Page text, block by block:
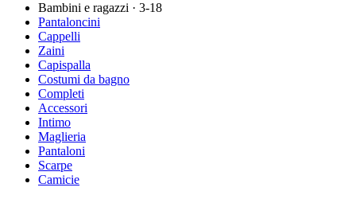
Bambini e ragazzi · 3-18
Pantaloncini
Cappelli
Zaini
Capispalla
Costumi da bagno
Completi
Accessori
Intimo
Maglieria
Pantaloni
Scarpe
Camicie